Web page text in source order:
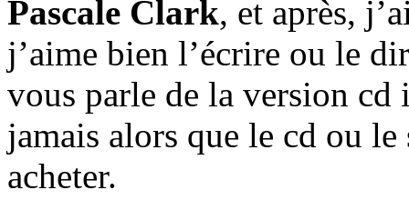
Pascale Clark, et après,
j’aime bien l’écrire ou le
vous parle de la version
jamais alors que le cd ou
acheter.